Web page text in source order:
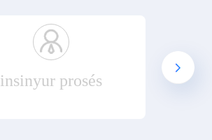
insinyur prosés